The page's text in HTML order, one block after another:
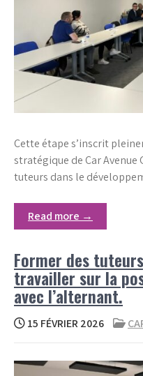
Cette étape s’inscrit
stratégique de Car Avenue
tuteurs dans le
Read more →
Former des
travailler sur la
avec l’alternant.
15 FÉVRIER 2026